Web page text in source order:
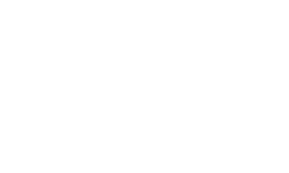
Rice Bowl with Seafood and Pork Belly
Noodles with Perilla Oil 6,500원 김치짜글